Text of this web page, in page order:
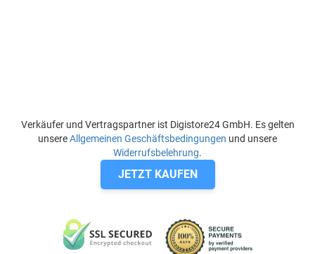
Verkäufer und Vertragspartner ist Digistore24 GmbH. Es gelten
unsereAllgemeinen Geschäftsbedingungen und unsere
Widerrufsbelehrung.
JETZT KAUFEN